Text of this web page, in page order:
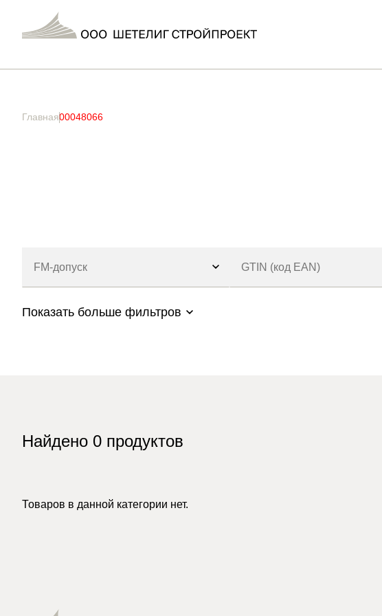
Главная00048066
Показать больше фильтров
Найдено 0 продуктов
Товаров в данной категории нет.